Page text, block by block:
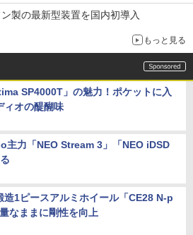
製の最新型装置を国内初導入
もっと見る
SP4000T」の魅力！ポケットに入
ィオの醍醐味
主力「NEO Stream 3」「NEO iDSD
造1ピースアルミホイール「CE28 N-p
なままに剛性を向上